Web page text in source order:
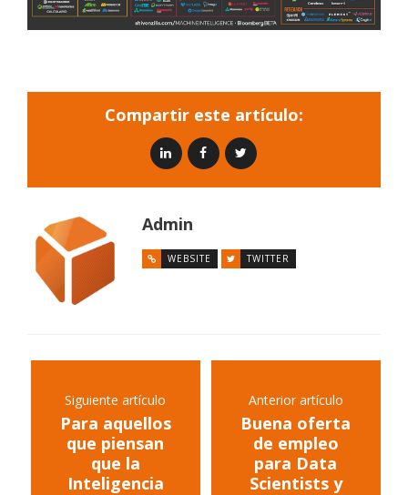
Compartir este artículo:
Admin
WEBSITE TWITTER
Siguiente artículo
Para aquellos
que piensan
que la
Inteligencia
Anterior artículo
Buena oferta
de empleo
para Data
Scientists y